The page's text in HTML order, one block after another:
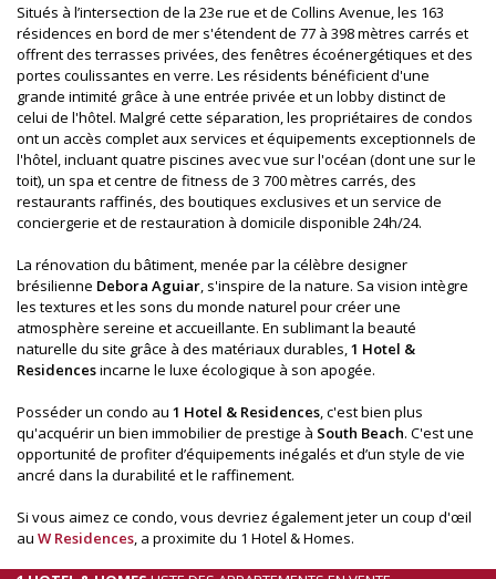
Situés à l’intersection de la 23e rue et de Collins Avenue, les 163
résidences en bord de mer s'étendent de 77 à 398 mètres carrés et
offrent des terrasses privées, des fenêtres écoénergétiques et des
portes coulissantes en verre. Les résidents bénéficient d'une
grande intimité grâce à une entrée privée et un lobby distinct de
celui de l'hôtel. Malgré cette séparation, les propriétaires de condos
ont un accès complet aux services et équipements exceptionnels de
l'hôtel, incluant quatre piscines avec vue sur l'océan (dont une sur le
toit), un spa et centre de fitness de 3 700 mètres carrés, des
restaurants raffinés, des boutiques exclusives et un service de
conciergerie et de restauration à domicile disponible 24h/24.
La rénovation du bâtiment, menée par la célèbre designer
brésilienne Debora Aguiar, s'inspire de la nature. Sa vision intègre
les textures et les sons du monde naturel pour créer une
atmosphère sereine et accueillante. En sublimant la beauté
naturelle du site grâce à des matériaux durables,1 Hotel &
Residencesincarne le luxe écologique à son apogée.
Posséder un condo au 1 Hotel & Residences, c'est bien plus
qu'acquérir un bien immobilier de prestige à South Beach. C'est une
opportunité de profiter d’équipements inégalés et d’un style de vie
ancré dans la durabilité et le raffinement.
Si vous aimez ce condo, vous devriez également jeter un coup d'œil
au W Residences, a proximite du 1 Hotel & Homes.